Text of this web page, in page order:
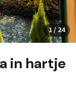
1 / 24
in hartje